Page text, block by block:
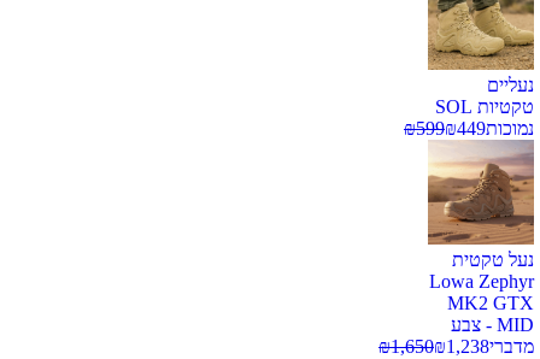
נעליים
טקטיות SOL
נמוכות
₪449
₪599
נעל טקטית
Lowa Zephyr
MK2 GTX
MID - צבע
מדברי
₪1,238
₪1,650